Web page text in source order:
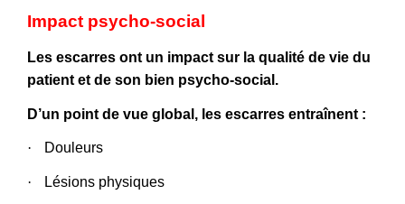
Impact psycho-social
Les escarres ont un impact sur la qualité de vie du
patient et de son bien psycho-social.
D’un point de vue global, les escarres entraînent :
· Douleurs
· Lésions physiques